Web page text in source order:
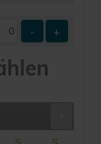
- +